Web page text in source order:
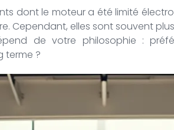
dont le moteur a été limité
Cependant, elles sont souvent
de votre philosophie :
terme ?